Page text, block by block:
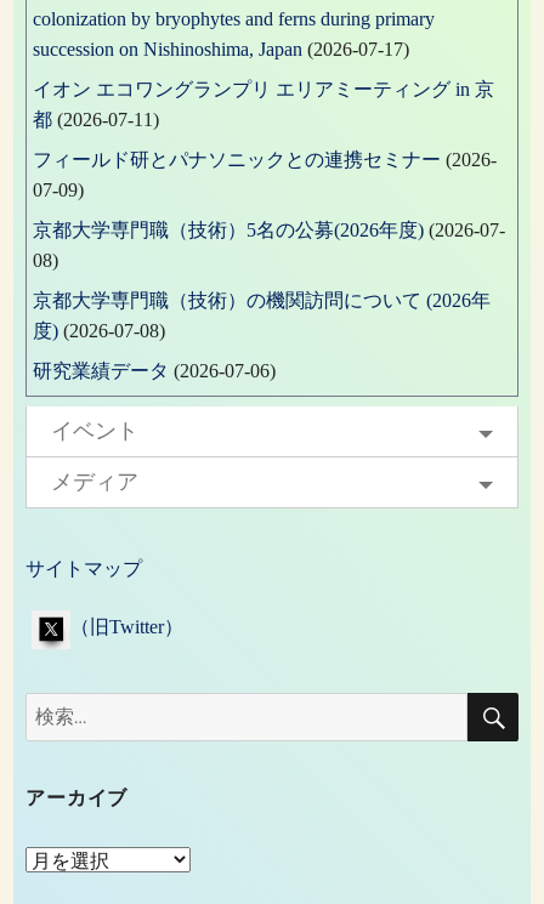
colonization by bryophytes and ferns during primary
succession on Nishinoshima, Japan (2026-07-17)
イオン エコワングランプリ エリアミーティング in 京
都 (2026-07-11)
フィールド研とパナソニックとの連携セミナー (2026-
07-09)
京都大学専門職（技術）5名の公募(2026年度) (2026-07-
08)
京都大学専門職（技術）の機関訪問について (2026年
度) (2026-07-08)
研究業績データ (2026-07-06)
イベント
メディア
サイトマップ
（旧Twitter）
検
索:
検
アーカイブ
ア